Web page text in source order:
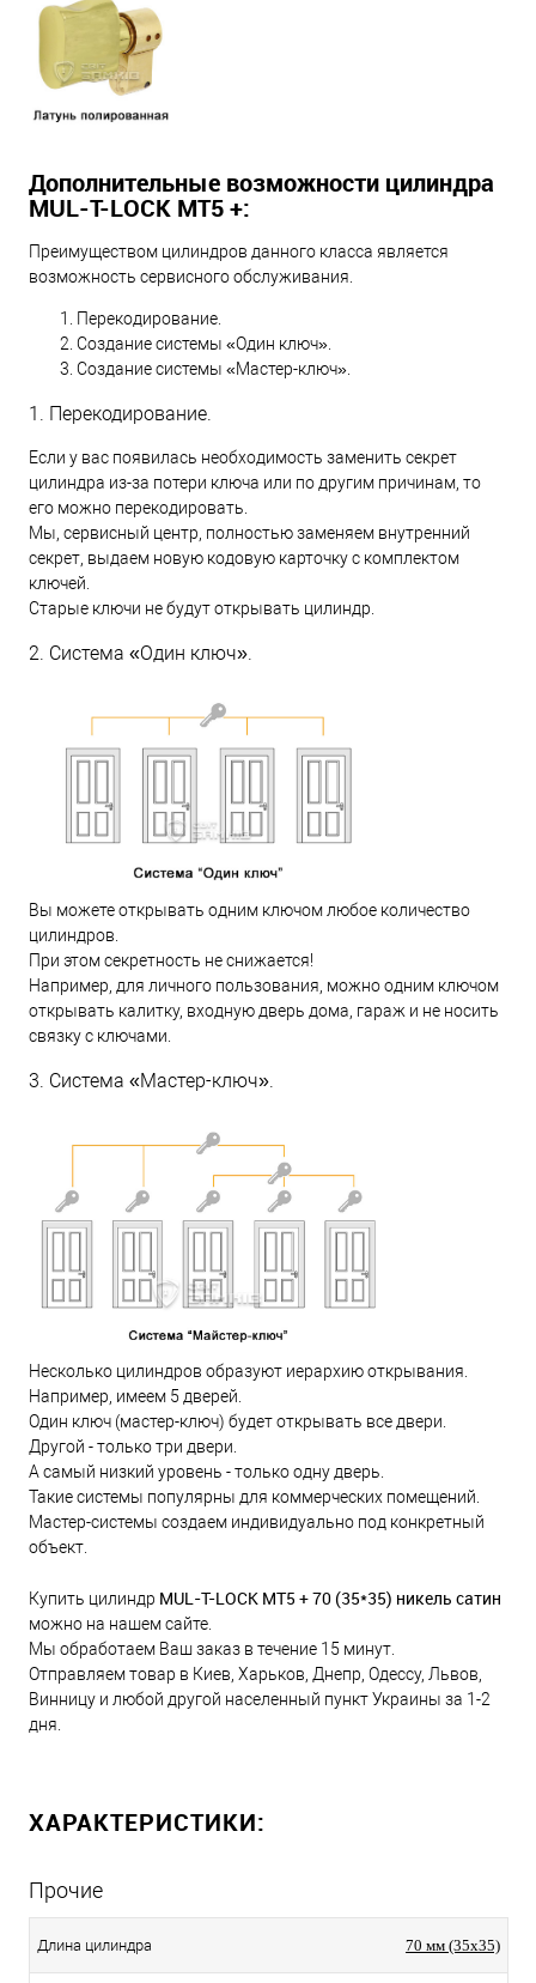
Дополнительные возможности цилиндра
MUL-T-LOCK МТ5 +:
Преимуществом цилиндров данного класса является
возможность сервисного обслуживания.
Перекодирование.
Создание системы «Один ключ».
Создание системы «Мастер-ключ».
1. Перекодирование.
Если у вас появилась необходимость заменить секрет
цилиндра из-за потери ключа или по другим причинам, то
его можно перекодировать.
Мы, сервисный центр, полностью заменяем внутренний
секрет, выдаем новую кодовую карточку с комплектом
ключей.
Старые ключи не будут открывать цилиндр.
2. Система «Один ключ».
Вы можете открывать одним ключом любое количество
цилиндров.
При этом секретность не снижается!
Например, для личного пользования, можно одним ключом
открывать калитку, входную дверь дома, гараж и не носить
связку с ключами.
3. Система «Мастер-ключ».
Несколько цилиндров образуют иерархию открывания.
Например, имеем 5 дверей.
Один ключ (мастер-ключ) будет открывать все двери.
Другой - только три двери.
А самый низкий уровень - только одну дверь.
Такие системы популярны для коммерческих помещений.
Мастер-системы создаем индивидуально под конкретный
объект.
Купить цилиндр MUL-T-LOCK MT5 + 70 (35*35) никель сатин
можно на нашем сайте.
Мы обработаем Ваш заказ в течение 15 минут.
Отправляем товар в Киев, Харьков, Днепр, Одессу, Львов,
Винницу и любой другой населенный пункт Украины за 1-2
дня.
ХАРАКТЕРИСТИКИ:
Прочие
Длина цилиндра 70 мм (35x35)